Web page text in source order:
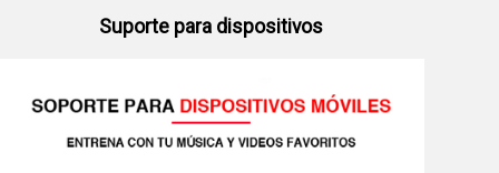
Suporte para dispositivos